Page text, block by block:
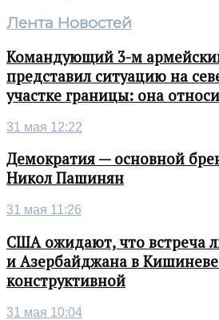
Лента Новостей
Командующий 3-м
представил ситуацию на
участке границы: она
31 мая 12:22
Демократия — основной
Никол Пашинян
31 мая 11:26
США ожидают, что встреча
и Азербайджана в
конструктивной
31 мая 10:04